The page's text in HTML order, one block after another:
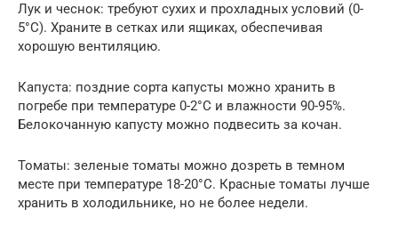
Лук и чеснок: требуют сухих и прохладных условий (0-
5°C). Храните в сетках или ящиках, обеспечивая
хорошую вентиляцию.
Капуста: поздние сорта капусты можно хранить в
погребе при температуре 0-2°C и влажности 90-95%.
Белокочанную капусту можно подвесить за кочан.
Томаты: зеленые томаты можно дозреть в темном
месте при температуре 18-20°C. Красные томаты лучше
хранить в холодильнике, но не более недели.